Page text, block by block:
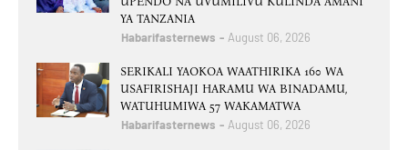
YA TANZANIA
Habarifasternews August 06, 2026
SERIKALI YAOKOA WAATHIRIKA 160 WA
USAFIRISHAJI HARAMU WA BINADAMU,
WATUHUMIWA 57 WAKAMATWA
Habarifasternews August 06, 2026